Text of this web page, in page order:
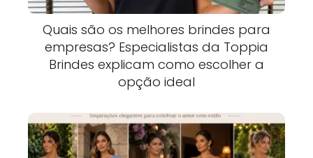
Quais são os melhores brindes para
empresas? Especialistas da Toppia
Brindes explicam como escolher a
opção ideal